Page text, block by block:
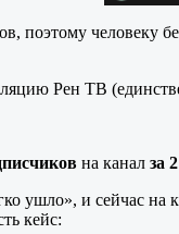
поэтому человеку
Рен ТВ
на канал за
ушло», и сейчас на
кейс: